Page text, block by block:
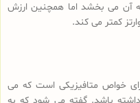
آن می بخشد اما همچنین ارزش
کمتر می کند.
خواص متافیزیکی است که می